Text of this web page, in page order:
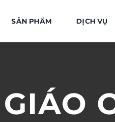
SẢN PHẨM DỊCH VỤ